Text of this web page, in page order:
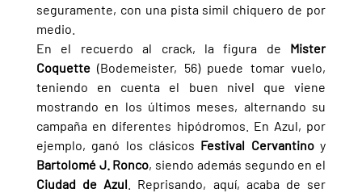
seguramente, con una pista simil chiquero de por
medio.
En el recuerdo al crack, la figura de Mister
Coquette (Bodemeister, 56) puede tomar vuelo,
teniendo en cuenta el buen nivel que viene
mostrando en los últimos meses, alternando su
campaña en diferentes hipódromos. En Azul, por
ejemplo, ganó los clásicos Festival Cervantino
Bartolomé J. Ronco
Ciudad de Azul . Reprisando, aquí, acaba de ser